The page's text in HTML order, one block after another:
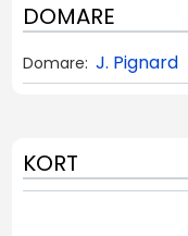
DOMARE
Domare: J. Pignard
KORT